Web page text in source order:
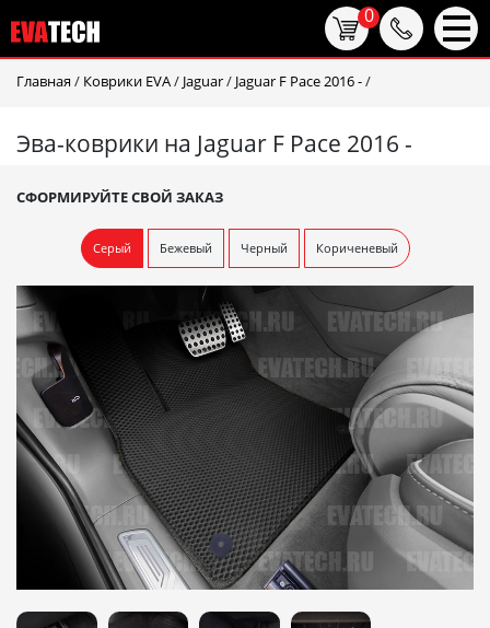
Главная / Коврики EVA/ Jaguar/ Jaguar F Pace 2016 -/
Эва-коврики на Jaguar F Pace 2016 -
СФОРМИРУЙТЕ СВОЙ ЗАКАЗ
Серый Бежевый Черный Кориченевый
0